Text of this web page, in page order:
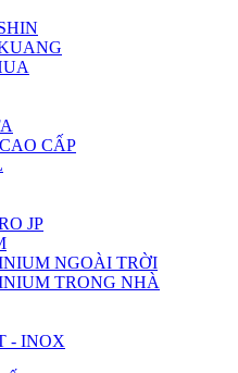
CẤP
JP
NGOÀI TRỜI
TRONG NHÀ
- INOX